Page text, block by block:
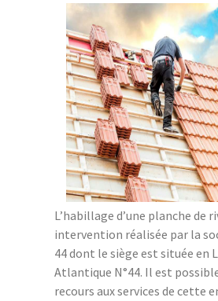
L’habillage d’une planche de
intervention réalisée par la
44 dont le siège est située en
Atlantique N°44. Il est
recours aux services de cette